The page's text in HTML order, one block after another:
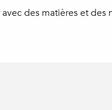
des matières et